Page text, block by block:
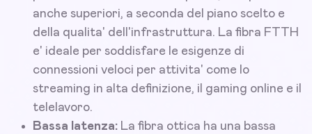
anche superiori, a seconda del piano scelto e
della qualita' dell'infrastruttura. La fibra FTTH
e' ideale per soddisfare le esigenze di
connessioni veloci per attivita' come lo
streaming in alta definizione, il gaming online e il
telelavoro.
Bassa latenza: La fibra ottica ha una bassa